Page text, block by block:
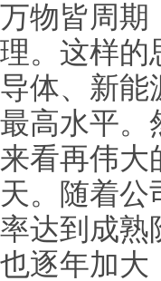
万物皆周期
理。这样的
导体、新能
最高水平。
来看再伟大
天。随着公
率达到成熟
也逐年加大